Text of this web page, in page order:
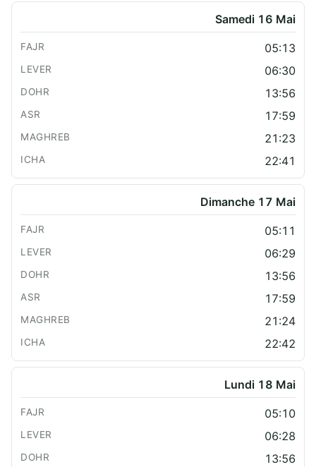
Samedi 16 Mai
05:13
06:30
13:56
17:59
21:23
22:41
Dimanche 17 Mai
05:11
06:29
13:56
17:59
21:24
22:42
Lundi 18 Mai
05:10
06:28
13:56